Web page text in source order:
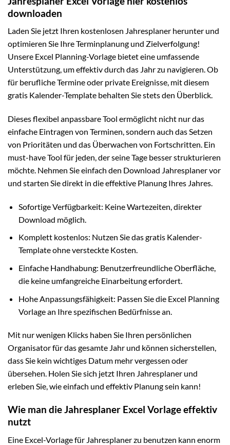
downloaden
Laden Sie jetzt Ihren kostenlosen Jahresplaner herunter und
optimieren Sie Ihre Terminplanung und Zielverfolgung!
Unsere Excel Planning-Vorlage bietet eine umfassende
Unterstützung, um effektiv durch das Jahr zu navigieren. Ob
für berufliche Termine oder private Ereignisse, mit diesem
gratis Kalender-Template behalten Sie stets den Überblick.
Dieses flexibel anpassbare Tool ermöglicht nicht nur das
einfache Eintragen von Terminen, sondern auch das Setzen
von Prioritäten und das Überwachen von Fortschritten. Ein
must-have Tool für jeden, der seine Tage besser strukturieren
möchte. Nehmen Sie einfach den Download Jahresplaner vor
und starten Sie direkt in die effektive Planung Ihres Jahres.
Sofortige Verfügbarkeit: Keine Wartezeiten, direkter
Download möglich.
Komplett kostenlos: Nutzen Sie das gratis Kalender-
Template ohne versteckte Kosten.
Einfache Handhabung: Benutzerfreundliche Oberfläche,
die keine umfangreiche Einarbeitung erfordert.
Hohe Anpassungsfähigkeit: Passen Sie die Excel Planning
Vorlage an Ihre spezifischen Bedürfnisse an.
Mit nur wenigen Klicks haben Sie Ihren persönlichen
Organisator für das gesamte Jahr und können sicherstellen,
dass Sie kein wichtiges Datum mehr vergessen oder
übersehen. Holen Sie sich jetzt Ihren Jahresplaner und
erleben Sie, wie einfach und effektiv Planung sein kann!
Wie man die Jahresplaner Excel Vorlage effektiv
nutzt
Eine Excel-Vorlage für Jahresplaner zu benutzen kann enorm